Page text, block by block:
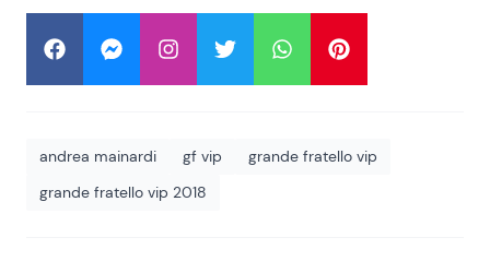
andrea mainardi gf vip
grande fratello vip
grande fratello vip 2018